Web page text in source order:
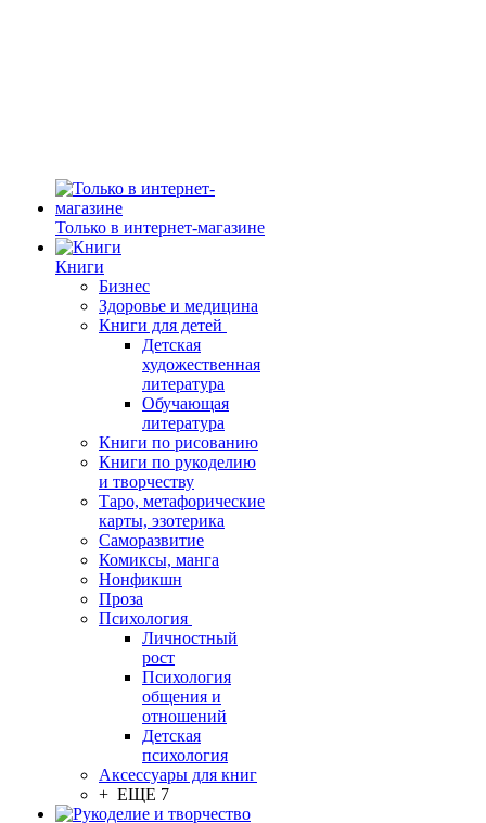
Только в интернет-магазине
Книги
Бизнес
Здоровье и медицина
Книги для детей
Детская
художественная
литература
Обучающая
литература
Книги по рисованию
Книги по рукоделию
и творчеству
Таро, метафорические
карты, эзотерика
Саморазвитие
Комиксы, манга
Нонфикшн
Проза
Психология
Личностный
рост
Психология
общения и
отношений
Детская
психология
Аксессуары для книг
+ ЕЩЕ 7